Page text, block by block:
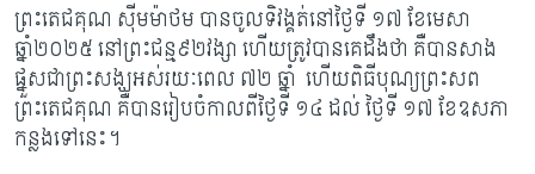
ព្រះតេជគុណ ស៊ីមម៉ាថម បានចូលទិវង្គត់នៅថ្ងៃទី ១៧ ខែមេសា
ឆ្នាំ២០២៥ នៅព្រះជន្ម៩២វង្សា ហើយត្រូវបានគេដឹងថា គឺបានសាង
ផ្នួសជាព្រះសង្ឃអស់រយៈពេល ៧២ ឆ្នាំ ហើយពិធីបុណ្យព្រះសព
ព្រះតេជគុណ គឺបានរៀបចំកាលពីថ្ងៃទី ១៤ ដល់ ថ្ងៃទី ១៧ ខែឧសភា
កន្លងទៅនេះ។